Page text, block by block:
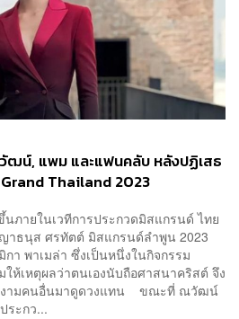
ฒน์, แพม และแฟนคลับ หลังปฏิเสธ
Thailand 2023
นภายในเวทีการประกวดมิสแกรนด์ ไทย
าธนุส ศรทัตต์ มิสแกรนด์ลำพูน 2023
า พาเมล่า ซึ่งเป็นหนึ่งในกิจกรรม
ให้เหตุผลว่าตนเองนับถือศาสนาคริสต์ จึง
งามคนอื่นมาดูดวงแทน ขณะที่ ณวัฒน์
ระกว...